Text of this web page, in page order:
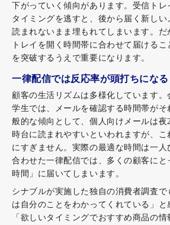
下がっていく傾向があります。受信トレ
タイミングを逃すと、後から届く新しい
読まれないまま埋もれてしまいます。
トレイを開く時間帯に合わせて届ける
を突破するうえで重要になります。
一律配信では反応率が頭打ちになる
顧客の生活リズムは多様化しています。
学生では、メールを確認する時間帯が
般的な傾向として、個人向けメールは夜
時台に読まれやすいといわれますが、
にすぎません。実際の最適な時間は一人
合わせた一律配信では、多くの顧客に
時間」に届いてしまいます。
シナブルが実施した独自の消費者調査で
は自分のことをわかってくれている」と
「欲しいタイミングでおすすめ商品の